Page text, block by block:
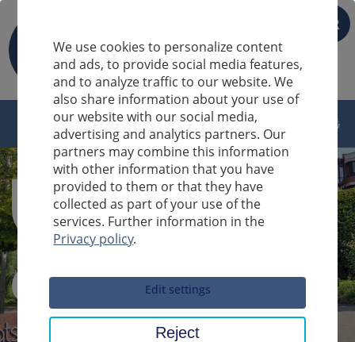
FR
Sucheingabe
We use cookies to personalize content
and ads, to provide social media features,
and to analyze traffic to our website. We
also share information about your use of
our website with our social media,
advertising and analytics partners. Our
partners may combine this information
with other information that you have
provided to them or that they have
collected as part of your use of the
services. Further information in the
Privacy policy.
Edit settings
Reject